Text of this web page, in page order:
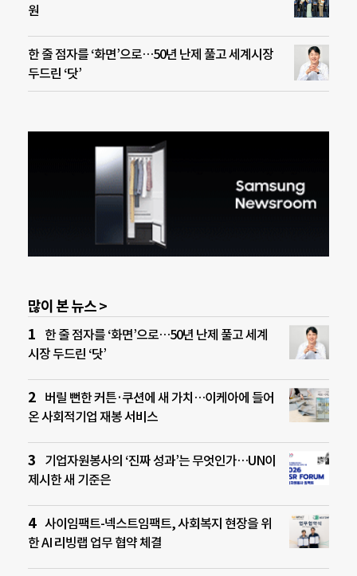
원
한 줄 점자를 ‘화면’으로…50년 난제 풀고 세계시장
두드린 ‘닷’
많이 본 뉴스 >
한 줄 점자를 ‘화면’으로…50년 난제 풀고 세계
시장 두드린 ‘닷’
버릴 뻔한 커튼·쿠션에 새 가치…이케아에 들어
온 사회적기업 재봉 서비스
기업자원봉사의 ‘진짜 성과’는 무엇인가…UN이
제시한 새 기준은
사이임팩트-넥스트임팩트, 사회복지 현장을 위
한 AI 리빙랩 업무 협약 체결